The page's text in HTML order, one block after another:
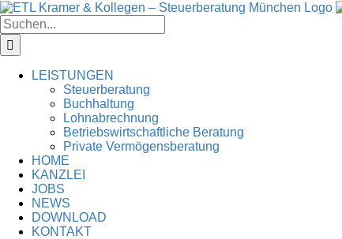
Zum
Inhalt
springen
Suche
nach:
LEISTUNGEN
Steuerberatung
Buchhaltung
Lohnabrechnung
Betriebswirtschaftliche Beratung
Private Vermögensberatung
HOME
KANZLEI
JOBS
NEWS
DOWNLOAD
KONTAKT